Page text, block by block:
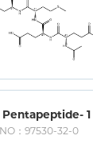
1
：97530-32-0